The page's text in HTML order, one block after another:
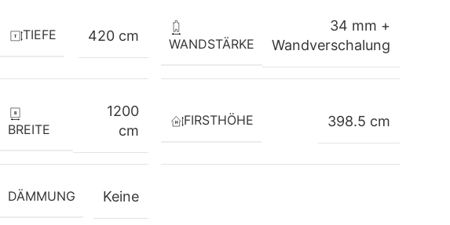
TIEFE 420 cm
WANDSTÄRKE
34 mm +
Wandverschalung
BREITE
1200
cm
FIRSTHÖHE 398.5 cm
DÄMMUNG Keine